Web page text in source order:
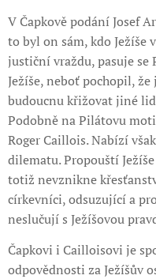
V Čapkově podání Josef
to byl on sám, kdo Ježíše
justiční vraždu, pasuje
Ježíše, neboť pochopil,
budoucnu křižovat jiné
Podobně na Pilátovu
Roger Caillois. Nabízí
dilematu. Propouští
totiž nevznikne
církevníci, odsuzující a
neslučují s Ježíšovou
Čapkovi i Cailloisovi je
odpovědnosti za Ježíšův